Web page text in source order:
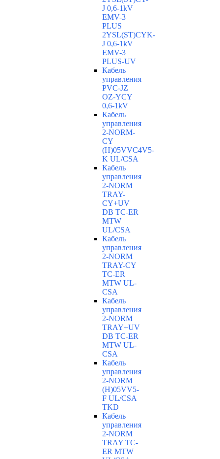
J 0,6-1kV
EMV-3
PLUS
2YSL(ST)CYK-
J 0,6-1kV
EMV-3
PLUS-UV
Кабель
управления
PVC-JZ
OZ-YCY
0,6-1kV
Кабель
управления
2-NORM-
CY
(H)05VVC4V5-
K UL/CSA
Кабель
управления
2-NORM
TRAY-
CY+UV
DB TC-ER
MTW
UL/CSA
Кабель
управления
2-NORM
TRAY-CY
TC-ER
MTW UL-
CSA
Кабель
управления
2-NORM
TRAY+UV
DB TC-ER
MTW UL-
CSA
Кабель
управления
2-NORM
(H)05VV5-
F UL/CSA
TKD
Кабель
управления
2-NORM
TRAY TC-
ER MTW